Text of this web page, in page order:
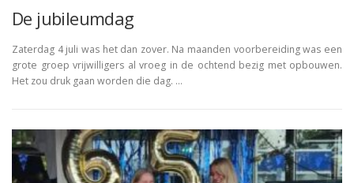
De jubileumdag
Zaterdag 4 juli was het dan zover. Na maanden voorbereiding was een
grote groep vrijwilligers al vroeg in de ochtend bezig met opbouwen.
Het zou druk gaan worden die dag. …